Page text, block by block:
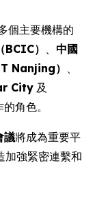
個主要機構的
BCIC） 、 中國
Nanjing） 、
City 及
角色。
議將成為重要平
加強緊密連繫和